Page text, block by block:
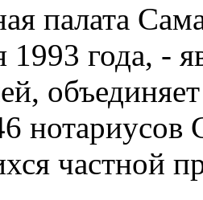
палата
1993 года, -
нотариусов
частной